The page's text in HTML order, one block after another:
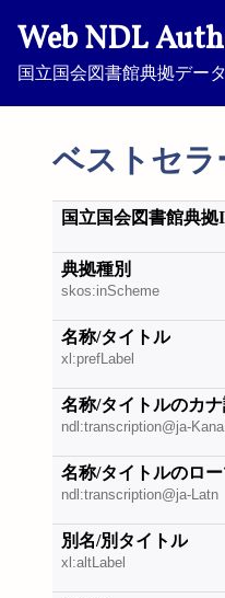
Web NDL
国立国会図書館典拠デー
ベストセラ
国立国会図書館典拠
典拠種別
skos:inScheme
名称/タイトル
xl:prefLabel
名称/タイトルのカ
ndl:transcription@ja-Kana
名称/タイトルのロ
ndl:transcription@ja-Latn
別名/別タイトル
xl:altLabel